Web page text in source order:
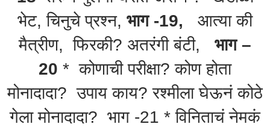
भेट, चिनुचे प्रश्न, भाग -19, आत्या की
मैत्रीण, फिरकी? अतरंगी बंटी, भाग –
20 * कोणाची परीक्षा? कोण होता
मोनादादा? उपाय काय? रश्मीला घेऊनं कोठे
गेला मोनादादा? भाग -21 * विनिताचं नेमकं